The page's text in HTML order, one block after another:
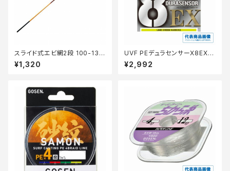
スライド式エビ網2段 100-135
cm
¥1,320
UVF PEデュラセンサーX8EX+
Si3 ライムグリーンM 0.6−200
¥2,992